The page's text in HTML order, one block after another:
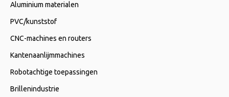
Aluminium materialen
PVC/kunststof
CNC-machines en routers
Kantenaanlijmmachines
Robotachtige toepassingen
Brillenindustrie